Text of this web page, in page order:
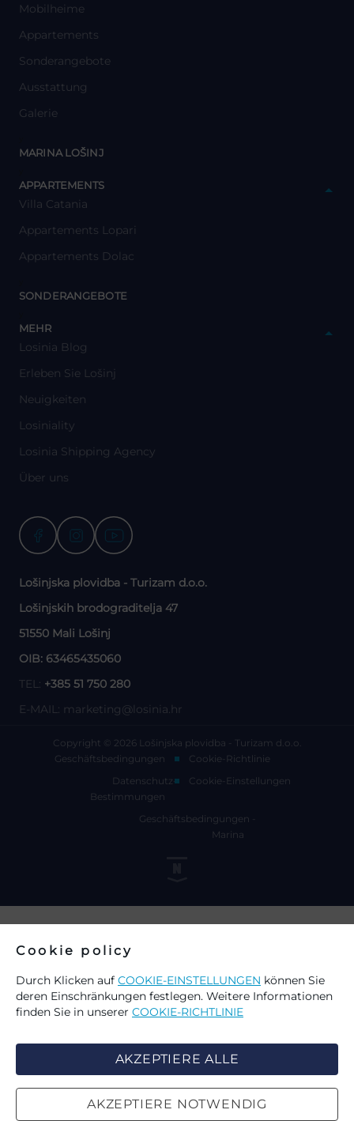
Mobilheime
Appartements
Sonderangebote
Ausstattung
Galerie
MARINA LOŠINJ
APPARTEMENTS
Villa Catania
Appartements Lopari
Appartements Dolac
SONDERANGEBOTE
MEHR
Losinia Blog
Erleben Sie Lošinj
Neuigkeiten
Losiniality
Losinia Shipping Agency
Über uns
Lošinjska plovidba - Turizam d.o.o.
Lošinjskih brodograditelja 47
51550 Mali Lošinj
OIB: 63465435060
TEL: +385 51 750 280
E-MAIL: marketing@losinia.hr
Copyright © 2026 Lošinjska plovidba - Turizam d.o.o.
Geschäftsbedingungen
Cookie-Richtlinie
Datenschutz-
Bestimmungen
Cookie-Einstellungen
Geschäftsbedingungen -
Marina
Cookie policy
Durch Klicken auf COOKIE-EINSTELLUNGEN können Sie
deren Einschränkungen festlegen. Weitere Informationen
finden Sie in unserer COOKIE-RICHTLINIE
WÄHLEN SIE COOKIES AUF DER
AKZEPTIERE ALLE
AKZEPTIERE NOTWENDIG